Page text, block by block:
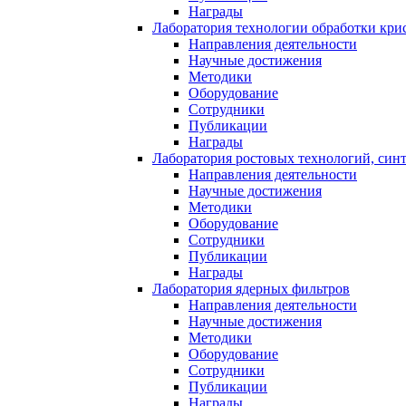
Награды
Лаборатория технологии обработки
Направления деятельности
Научные достижения
Методики
Оборудование
Сотрудники
Публикации
Награды
Лаборатория ростовых технологий,
Направления деятельности
Научные достижения
Методики
Оборудование
Сотрудники
Публикации
Награды
Лаборатория ядерных фильтров
Направления деятельности
Научные достижения
Методики
Оборудование
Сотрудники
Публикации
Награды